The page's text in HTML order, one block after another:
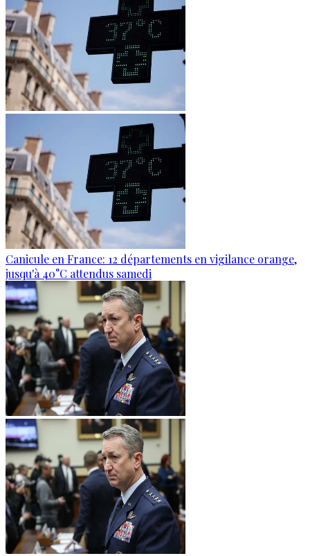
Canicule en France: 12 départements en vigilance orange,
jusqu'à 40°C attendus samedi